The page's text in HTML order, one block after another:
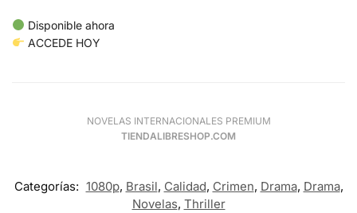
Disponible ahora
ACCEDE HOY
NOVELAS INTERNACIONALES PREMIUM
TIENDALIBRESHOP.COM
Categorías: 1080p, Brasil, Calidad, Crimen, Drama, Drama,
Novelas, Thriller